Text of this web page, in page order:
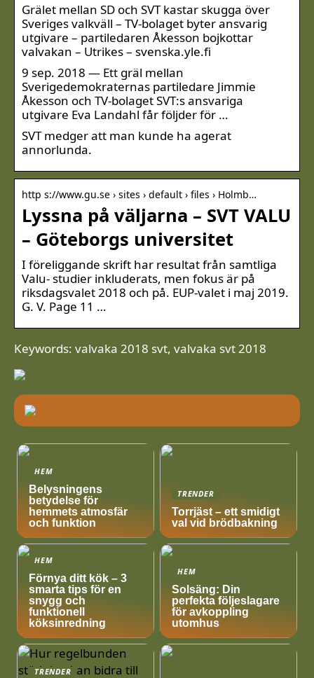
Grälet mellan SD och SVT kastar skugga över
Sveriges valkväll – TV-bolaget byter ansvarig
utgivare – partiledaren Åkesson bojkottar
valvakan – Utrikes – svenska.yle.fi
9 sep. 2018 — Ett gräl mellan
Sverigedemokraternas partiledare Jimmie
Åkesson och TV-bolaget SVT:s ansvariga
utgivare Eva Landahl får följder för …
SVT medger att man kunde ha agerat
annorlunda.
http s://www.gu.se › sites › default › files › Holmb…
Lyssna på väljarna – SVT VALU
– Göteborgs universitet
I föreliggande skrift har resultat från samtliga
Valu- studier inkluderats, men fokus är på
riksdagsvalet 2018 och på. EUP-valet i maj 2019.
G. V. Page 11 …
Keywords: valvaka 2018 svt, valvaka svt 2018
HEM
Belysningens
betydelse för
hemmets atmosfär
och funktion
TRENDER
Torrjäst – ett smidigt
val vid brödbakning
HEM
Förnya ditt kök – 3
smarta tips för en
snygg och
funktionell
köksinredning
HEM
Solsäng: Din
perfekta följeslagare
för avkoppling
utomhus
TRENDER